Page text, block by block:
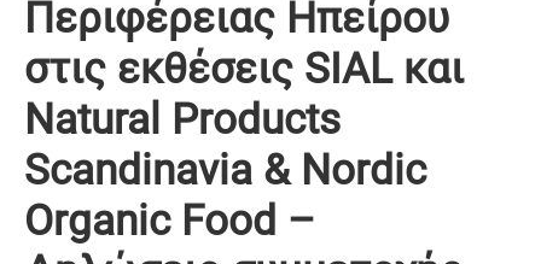
Περιφέρειας Ηπείρου
στις εκθέσεις SIAL και
Natural Products
Scandinavia & Nordic
Organic Food –